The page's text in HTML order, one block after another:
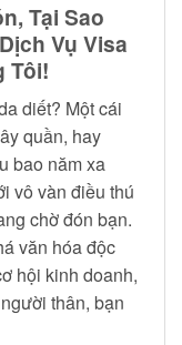
Tại Sao
Vụ Visa
Tôi!
diết? Một cái
quần, hay
bao năm xa
vô vàn điều thú
chờ đón bạn.
văn hóa độc
hội kinh doanh,
thân, bạn